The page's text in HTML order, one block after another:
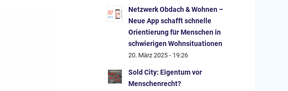
Netzwerk Obdach & Wohnen –
Neue App schafft schnelle
Orientierung für Menschen in
schwierigen Wohnsituationen
20. März 2025 - 19:26
Sold City: Eigentum vor
Menschenrecht?